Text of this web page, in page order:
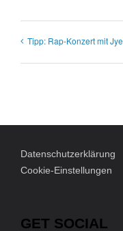
Tipp: Rap-Konzert mit
Datenschutzerklärung
Cookie-Einstellungen
GET SOCIAL